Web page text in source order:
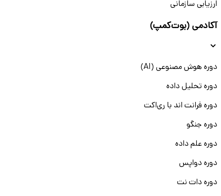
ارزیابی سازمانی
آکادمی (بوت‌کمپ)
دوره هوش مصنوعی (AI)
دوره تحلیل داده
دوره فرانت اند با ری‌اکت
دوره جنگو
دوره علم داده
دوره دواپس
دوره دات نت